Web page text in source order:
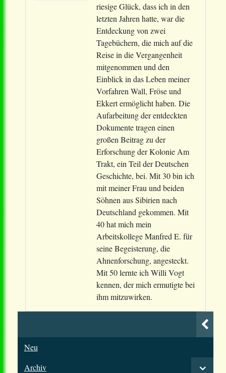
riesige Glück, dass ich in den
letzten Jahren hatte, war die
Entdeckung von zwei
Tagebüchern, die mich auf die
Reise in die Vergangenheit
mitgenommen und den
Einblick in das Leben meiner
Vorfahren Wall, Fröse und
Ekkert ermöglicht haben. Die
Aufarbeitung der entdeckten
Dokumente tragen einen
großen Beitrag zu der
Erforschung der Kolonie Am
Trakt, ein Teil der Deutschen
Geschichte, bei. Mit 30 bin ich
mit meiner Frau und beiden
Söhnen aus Sibirien nach
Deutschland gekommen. Mit
40 hat mich mein
Arbeitskollege Manfred E. für
seine Begeisterung, die
Ahnenforschung, angesteckt.
Mit 50 lernte ich Willi Vogt
kennen, der mich ermutigte bei
ihm mitzuwirken.
Neu
Archiv